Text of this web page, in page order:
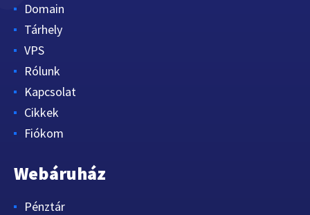
Domain
Tárhely
VPS
Rólunk
Kapcsolat
Cikkek
Fiókom
Webáruház
Pénztár